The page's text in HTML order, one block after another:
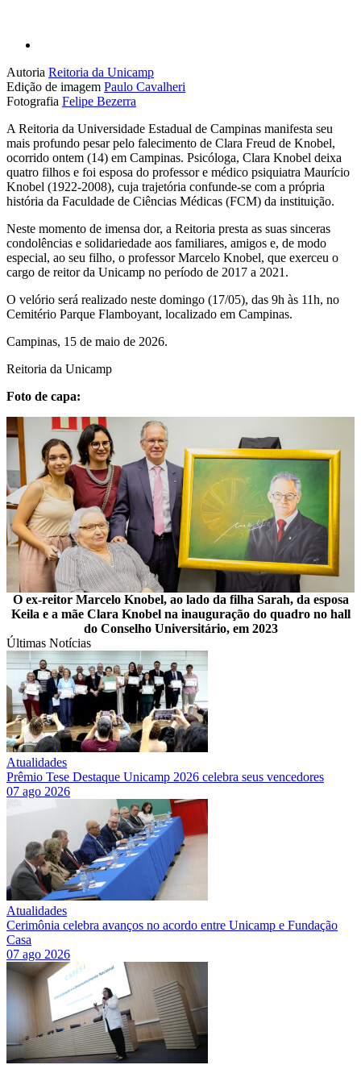
Autoria Reitoria da Unicamp
Edição de imagem Paulo Cavalheri
Fotografia Felipe Bezerra
A Reitoria da Universidade Estadual de Campinas manifesta seu
mais profundo pesar pelo falecimento de Clara Freud de Knobel,
ocorrido ontem (14) em Campinas. Psicóloga, Clara Knobel deixa
quatro filhos e foi esposa do professor e médico psiquiatra Maurício
Knobel (1922-2008), cuja trajetória confunde-se com a própria
história da Faculdade de Ciências Médicas (FCM) da instituição.
Neste momento de imensa dor, a Reitoria presta as suas sinceras
condolências e solidariedade aos familiares, amigos e, de modo
especial, ao seu filho, o professor Marcelo Knobel, que exerceu o
cargo de reitor da Unicamp no período de 2017 a 2021.
O velório será realizado neste domingo (17/05), das 9h às 11h, no
Cemitério Parque Flamboyant, localizado em Campinas.
Campinas, 15 de maio de 2026.
Reitoria da Unicamp
Foto de capa:
O ex-reitor Marcelo Knobel, ao lado da filha Sarah, da esposa
Keila e a mãe Clara Knobel na inauguração do quadro no hall
do Conselho Universitário, em 2023
Últimas Notícias
Atualidades
Prêmio Tese Destaque Unicamp 2026 celebra seus vencedores
07 ago 2026
Atualidades
Cerimônia celebra avanços no acordo entre Unicamp e Fundação
Casa
07 ago 2026